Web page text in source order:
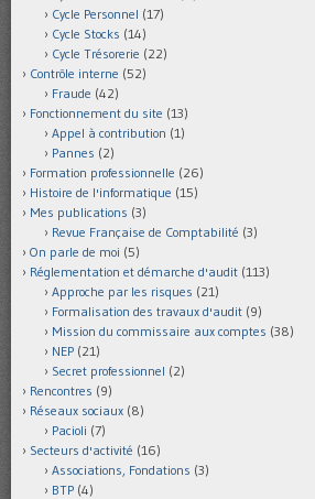
Cycle Personnel (17)
Cycle Stocks (14)
Cycle Trésorerie (22)
Contrôle interne (52)
Fraude (42)
Fonctionnement du site (13)
Appel à contribution (1)
Pannes (2)
Formation professionnelle (26)
Histoire de l'informatique (15)
Mes publications (3)
Revue Française de Comptabilité (3)
On parle de moi (5)
Réglementation et démarche d'audit (113)
Approche par les risques (21)
Formalisation des travaux d'audit (9)
Mission du commissaire aux comptes (38)
NEP (21)
Secret professionnel (2)
Rencontres (9)
Réseaux sociaux (8)
Pacioli (7)
Secteurs d'activité (16)
Associations, Fondations (3)
BTP (4)